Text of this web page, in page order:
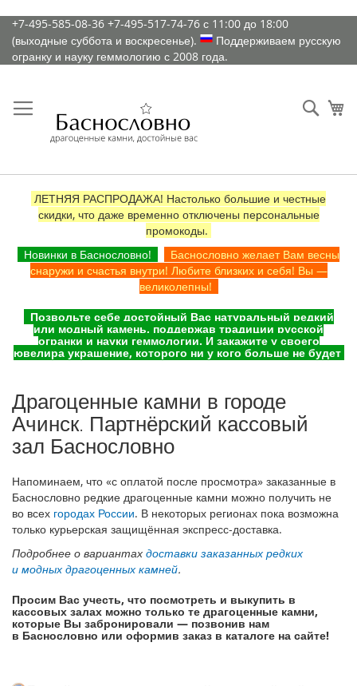
К
содержимому
+7-495-585-08-36 +7-495-517-74-76 с 11:00 до 18:00
(выходные суббота и воскресенье).
Поддерживаем русскую
огранку и науку геммологию с 2008 года.
ЛЕТНЯЯ РАСПРОДАЖА! Настолько большие и честные
скидки, что даже временно отключены персональные
промокоды.
Новинки в Баснословно!
Баснословно желает Вам весны
снаружи и счастья внутри! Любите близких и себя! Вы —
великолепны!
Позвольте себе достойный Вас натуральный редкий
или модный камень, поддержав традиции русской
огранки и науки геммологии. И закажите у своего
ювелира украшение, которого ни у кого больше не будет
Драгоценные камни в городе
Ачинск. Партнёрский кассовый
зал Баснословно
Напоминаем, что «с оплатой после просмотра» заказанные в
Баснословно редкие драгоценные камни можно получить не
во всех городах России. В некоторых регионах пока возможна
только курьерская защищённая экспресс-доставка.
Подробнее о вариантах доставки заказанных редких
и модных драгоценных камней.
Просим Вас учесть, что посмотреть и выкупить в
кассовых залах можно только те драгоценные камни,
которые Вы забронировали — позвонив нам
в Баснословно или оформив заказ в каталоге на сайте!